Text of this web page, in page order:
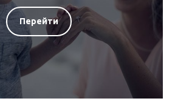
Перейти